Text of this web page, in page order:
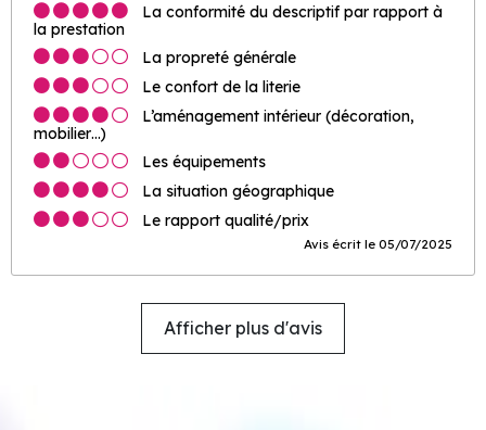
La conformité du descriptif par rapport à
la prestation
La propreté générale
Le confort de la literie
L’aménagement intérieur (décoration,
mobilier…)
Les équipements
La situation géographique
Le rapport qualité/prix
Avis écrit le 05/07/2025
Afficher plus d'avis